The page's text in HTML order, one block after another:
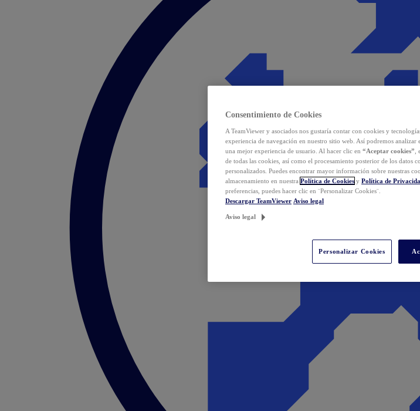
Consentimiento de Cookies
A TeamViewer y asociados nos gustaría contar con cookies y
experiencia de navegación en nuestro sitio web. Así podremos
una mejor experiencia de usuario. Al hacer clic en “Aceptar cookies”
de todas las cookies, así como el procesamiento posterior de los datos
personalizados. Puedes encontrar mayor información sobre nuestras
almacenamiento en nuestra Política de Cookies y Política de
preferencias, puedes hacer clic en ¨Personalizar Cookies¨.
Descargar TeamViewer Aviso legal
Aviso legal
Personalizar Cookies